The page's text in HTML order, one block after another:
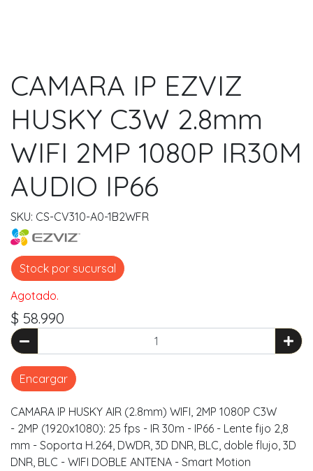
CAMARA IP EZVIZ
HUSKY C3W 2.8mm
WIFI 2MP 1080P IR30M
AUDIO IP66
SKU: CS-CV310-A0-1B2WFR
Stock por sucursal
Agotado.
$ 58.990
Encargar
CAMARA IP HUSKY AIR (2.8mm) WIFI, 2MP 1080P C3W
- 2MP (1920x1080): 25 fps - IR 30m - IP66 - Lente fijo 2,8
mm - Soporta H.264, DWDR, 3D DNR, BLC, doble flujo, 3D
DNR, BLC - WIFI DOBLE ANTENA - Smart Motion